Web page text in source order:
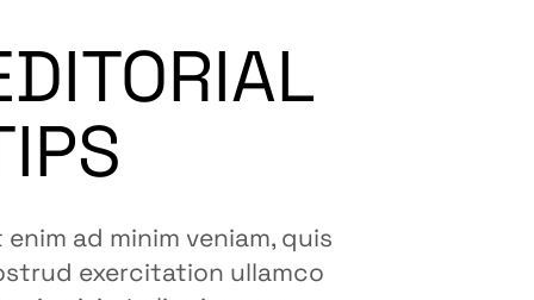
enim ad minim veniam, quis
exercitation ullamco